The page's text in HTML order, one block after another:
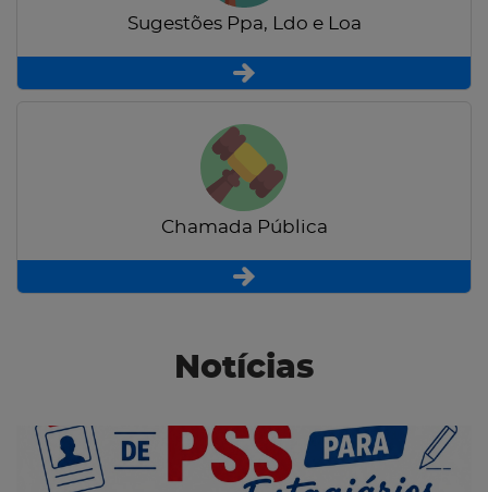
Sugestões Ppa, Ldo e Loa
Chamada Pública
Notícias